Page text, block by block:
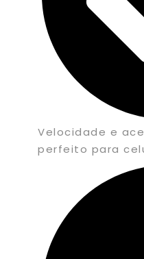
Velocidade e
perfeito para